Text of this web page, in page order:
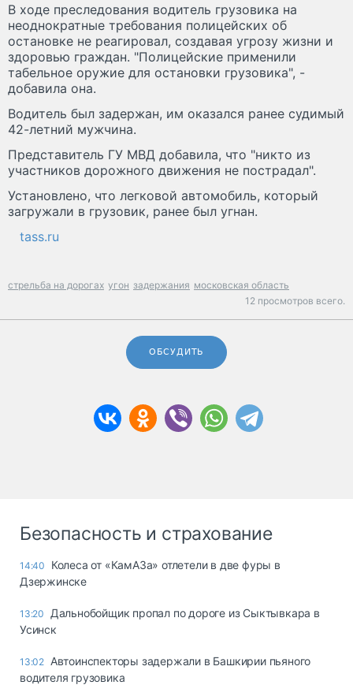
В ходе преследования водитель грузовика на
неоднократные требования полицейских об
остановке не реагировал, создавая угрозу жизни и
здоровью граждан. "Полицейские применили
табельное оружие для остановки грузовика", -
добавила она.
Водитель был задержан, им оказался ранее судимый
42-летний мужчина.
Представитель ГУ МВД добавила, что "никто из
участников дорожного движения не пострадал".
Установлено, что легковой автомобиль, который
загружали в грузовик, ранее был угнан.
tass.ru
стрельба на дорогах угон задержания московская область
12 просмотров всего.
ОБСУДИТЬ
Безопасность и страхование
14:40
Колеса от «КамАЗа» отлетели в две фуры в
Дзержинске
13:20
Дальнобойщик пропал по дороге из Сыктывкара в
Усинск
13:02 Автоинспекторы задержали в Башкирии пьяного
водителя грузовика